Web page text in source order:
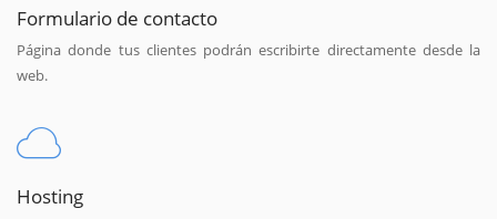
Formulario de contacto
Página donde tus clientes podrán escribirte directamente desde la
web.
Hosting